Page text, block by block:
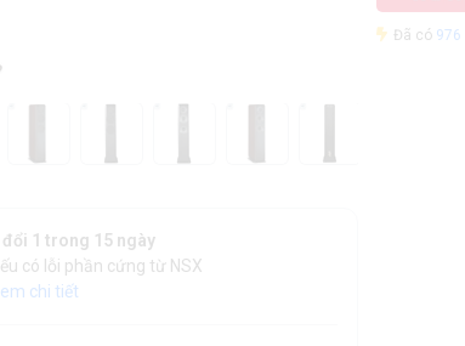
đổi 1 trong 15 ngày
có lỗi phần cứng từ NSX
chi tiết
Đã có 976